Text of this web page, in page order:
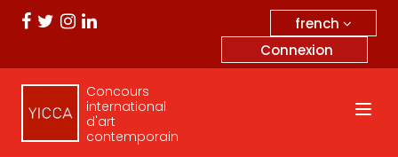
french
Connexion
Concours
international
d'art
contemporain